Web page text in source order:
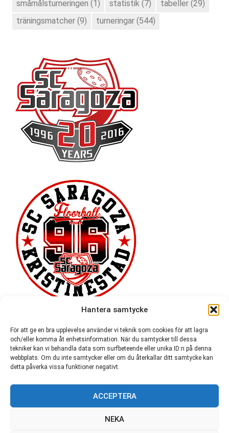
Hantera samtycke
För att ge en bra upplevelse använder vi teknik som cookies för att lagra
och/eller komma åt enhetsinformation. När du samtycker till dessa
tekniker kan vi behandla data som surfbeteende eller unika ID:n på denna
webbplats. Om du inte samtycker eller om du återkallar ditt samtycke kan
detta påverka vissa funktioner negativt.
ACCEPTERA
NEKA
småmålsturneringen (1) statistik (7) tabeller (29)
träningsmatcher (9) turneringar (544)